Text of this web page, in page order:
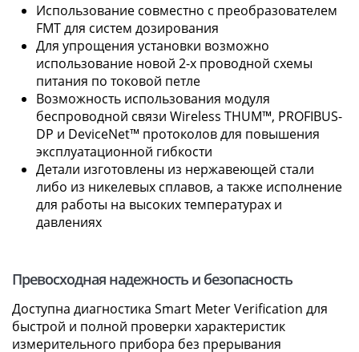
Использование совместно с преобразователем
FMT для систем дозирования
Для упрощения установки возможно
использование новой 2-х проводной схемы
питания по токовой петле
Возможность использования модуля
беспроводной связи Wireless THUM™, PROFIBUS-
DP и DeviceNet™ протоколов для повышения
эксплуатационной гибкости
Детали изготовлены из нержавеющей стали
либо из никелевых сплавов, а также исполнение
для работы на высоких температурах и
давлениях
Превосходная надежность и безопасность
Доступна диагностика Smart Meter Verification для
быстрой и полной проверки характеристик
измерительного прибора без прерывания